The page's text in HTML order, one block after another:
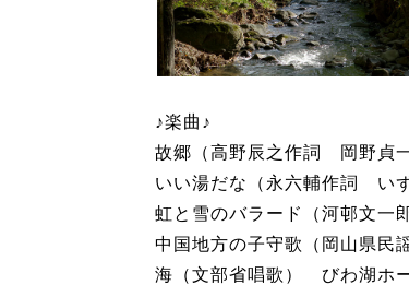
♪楽曲♪
故郷（高野辰之作詞 岡野貞
いい湯だな（永六輔作詞 い
虹と雪のバラード（河邨文
中国地方の子守歌（岡山県
海（文部省唱歌） びわ湖ホ